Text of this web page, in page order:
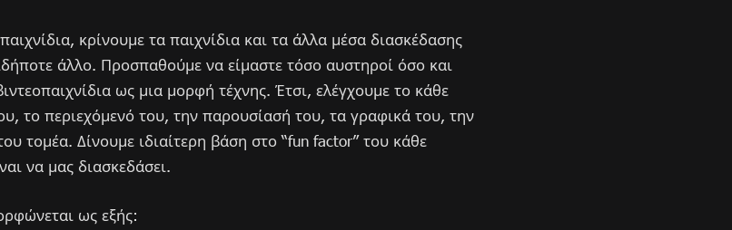
κρίνουμε τα παιχνίδια και τα άλλα μέσα διασκέδασης
άλλο. Προσπαθούμε να είμαστε τόσο αυστηροί όσο και
ως μια μορφή τέχνης. Έτσι, ελέγχουμε το κάθε
το περιεχόμενό του, την παρουσίασή του, τα γραφικά του, την
τομέα. Δίνουμε ιδιαίτερη βάση στο “fun factor” του κάθε
να μας διασκεδάσει.
ως εξής: